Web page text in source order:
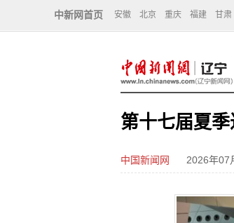
中新网首页 安徽 北京 重庆 福建 甘肃
第十七届夏
中国新闻网 2026年07